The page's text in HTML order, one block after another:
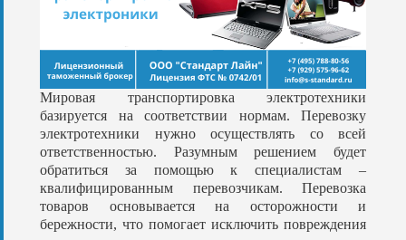
Мировая транспортировка электротехники
базируется на соответствии нормам. Перевозку
электротехники нужно осуществлять со всей
ответственностью. Разумным решением будет
обратиться за помощью к специалистам –
квалифицированным перевозчикам. Перевозка
товаров основывается на осторожности и
бережности, что помогает исключить повреждения